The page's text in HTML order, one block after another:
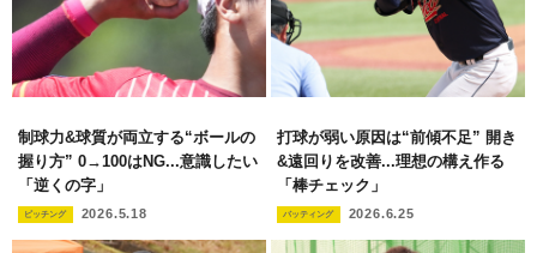
制球力&球質が両立する“ボールの
握り方” 0→100はNG...意識したい
「逆くの字」
ピッチング 2026.5.18
打球が弱い原因は“前傾不足” 開き
&遠回りを改善...理想の構え作る
「棒チェック」
バッティング 2026.6.25